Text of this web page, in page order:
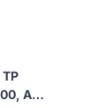
AAP